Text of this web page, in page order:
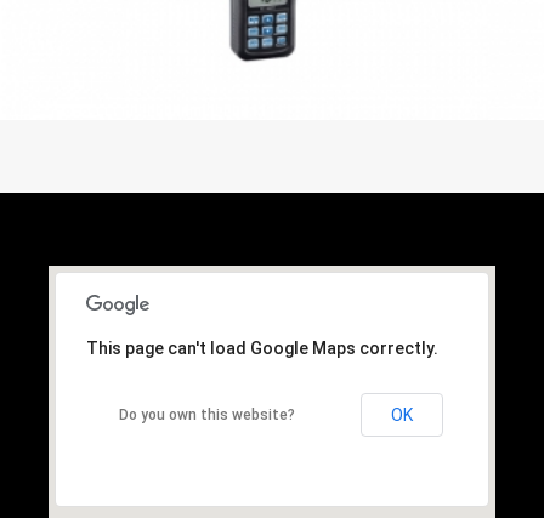
This page can't load Google Maps correctly.
Do you own this website? OK